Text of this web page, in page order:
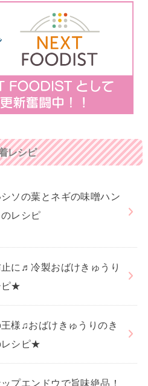
レシピ
ソの葉とネギの味噌ハン
レシピ
に♬冷製おばけきゅうり
ピ★
様♫おばけきゅうりのき
レシピ★
プエンドウで旨味絶品！